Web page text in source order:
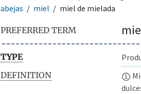
abejas
miel miel de mielada
PREFERRED TERM
TYPE
DEFINITION